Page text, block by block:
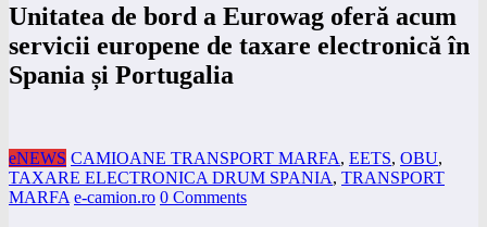
Unitatea de bord a Eurowag oferă acum
servicii europene de taxare electronică în
Spania și Portugalia
eNEWS CAMIOANE TRANSPORT MARFA, EETS, OBU,
TAXARE ELECTRONICA DRUM SPANIA, TRANSPORT
MARFA e-camion.ro 0 Comments